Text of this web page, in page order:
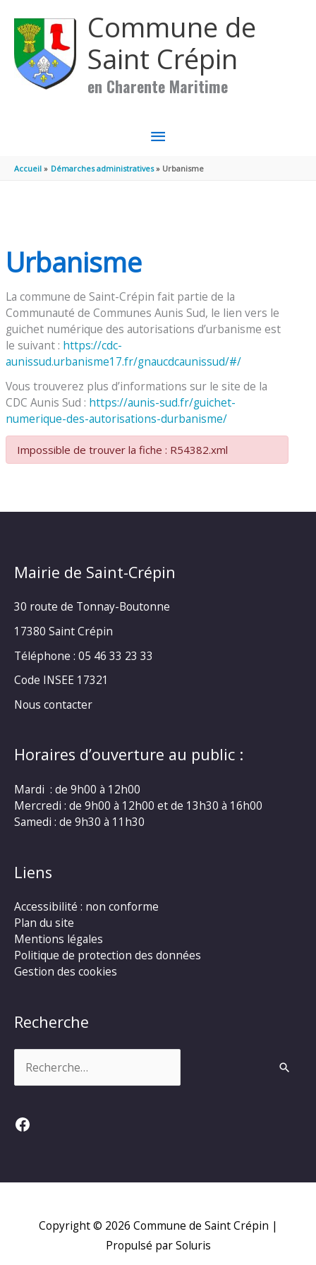
Commune de
Saint Crépin
en Charente Maritime
MENU
PRINCIPAL
Accueil Démarches administratives Urbanisme
Urbanisme
La commune de Saint-Crépin fait partie de la
Communauté de Communes Aunis Sud, le lien vers le
guichet numérique des autorisations d’urbanisme est
le suivant : https://cdc-
aunissud.urbanisme17.fr/gnaucdcaunissud/#/
Vous trouverez plus d’informations sur le site de la
CDC Aunis Sud : https://aunis-sud.fr/guichet-
numerique-des-autorisations-durbanisme/
Impossible de trouver la fiche : R54382.xml
Mairie de Saint-Crépin
30 route de Tonnay-Boutonne
17380 Saint Crépin
Téléphone : 05 46 33 23 33
Code INSEE 17321
Nous contacter
Horaires d’ouverture au public :
Mardi : de 9h00 à 12h00
Mercredi : de 9h00 à 12h00 et de 13h30 à 16h00
Samedi : de 9h30 à 11h30
Liens
Accessibilité : non conforme
Plan du site
Mentions légales
Politique de protection des données
Gestion des cookies
Recherche
Facebook
Copyright © 2026 Commune de Saint Crépin |
Propulsé par Soluris